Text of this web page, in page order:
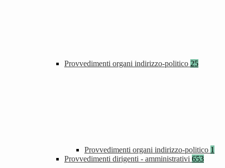
Provvedimenti organi indirizzo-politico 25
Provvedimenti organi indirizzo-politico 1
Provvedimenti dirigenti - amministrativi 653